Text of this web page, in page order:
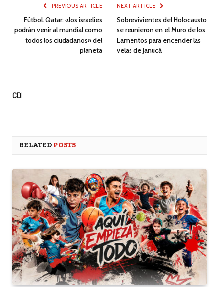
PREVIOUS ARTICLE
Fútbol. Qatar: «los israelíes
podrán venir al mundial como
todos los ciudadanos» del
planeta
NEXT ARTICLE
Sobrevivientes del Holocausto
se reunieron en el Muro de los
Lamentos para encender las
velas de Janucá
CDI
RELATED POSTS